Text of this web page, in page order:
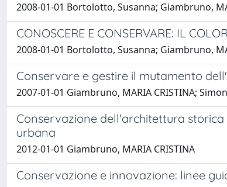
2008-01-01 Bortolotto, Susanna; Giambruno,
CONOSCERE E CONSERVARE: IL
2008-01-01 Bortolotto, Susanna; Giambruno,
Conservare e gestire il mutamento
2007-01-01 Giambruno, MARIA CRISTINA;
Conservazione dell'architettura
urbana
2012-01-01 Giambruno, MARIA CRISTINA
Conservazione e innovazione: linee